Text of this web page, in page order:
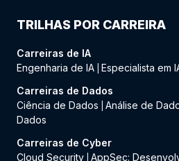
TRILHAS POR CARREIRA
Carreiras de IA
Engenharia de IA Especialista em
Carreiras de Dados
Ciência de Dados
Análise de
Dados
Carreiras de Cyber
Cloud Security AppSec: